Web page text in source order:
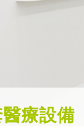
療設備